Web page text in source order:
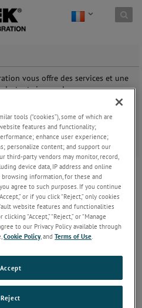
vous offre des services et une
tant si vous devez encore
si vous avez déjà investi dans
un support technique,
formation à l'utilisation des
classe.
vous trouverez certaines des
plus fréquentes sur les essais de
la mesure de force.Suivre le sujet
et Manuels
section Documentation et Manuels,
et machines d'essai Chatillon,
et Davenport. Vous pourrez
télécharger nos certificats et notre
le sujet
tools (“cookies”), some of which are
features and functionality;
enhance user experience;
personalize content; and support our
third-party vendors may monitor, record,
device data, IP address and online
information, for these and
agree to such purposes. If you continue
or if you click “Reject,” only cookies
website features and functionalities
“Accept,” “Reject,” or “Manage
to our Privacy Policy available through
Cookie Policy, andTerms of Use
Reject
Accept